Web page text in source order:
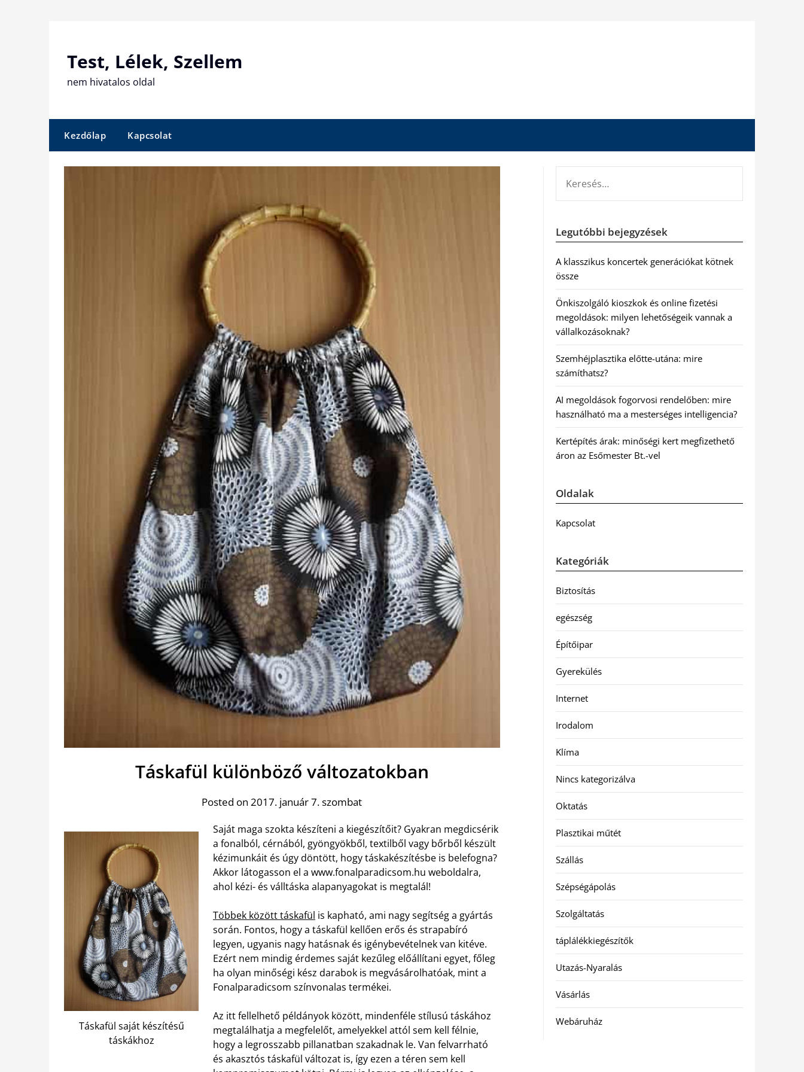
Test, Lélek, Szellem
nem hivatalos oldal
Kezdőlap Kapcsolat
Táskafül különböző változatokban
Posted on 2017. január 7. szombat
Táskafül saját készítésű
táskákhoz
Saját maga szokta készíteni a kiegészítőit? Gyakran megdicsérik
a fonalból, cérnából, gyöngyökből, textilből vagy bőrből készült
kézimunkáit és úgy döntött, hogy táskakészítésbe is belefogna?
Akkor látogasson el a www.fonalparadicsom.hu weboldalra,
ahol kézi- és válltáska alapanyagokat is megtalál!
Többek között táskafül is kapható, ami nagy segítség a gyártás
során. Fontos, hogy a táskafül kellően erős és strapabíró
legyen, ugyanis nagy hatásnak és igénybevételnek van kitéve.
Ezért nem mindig érdemes saját kezűleg előállítani egyet, főleg
ha olyan minőségi kész darabok is megvásárolhatóak, mint a
Fonalparadicsom színvonalas termékei.
Az itt fellelhető példányok között, mindenféle stílusú táskához
megtalálhatja a megfelelőt, amelyekkel attól sem kell félnie,
hogy a legrosszabb pillanatban szakadnak le. Van felvarrható
és akasztós táskafül változat is, így ezen a téren sem kell
Legutóbbi bejegyzések
A klasszikus koncertek generációkat kötnek
össze
Önkiszolgáló kioszkok és online fizetési
megoldások: milyen lehetőségeik vannak a
vállalkozásoknak?
Szemhéjplasztika előtte-utána: mire
számíthatsz?
AI megoldások fogorvosi rendelőben: mire
használható ma a mesterséges intelligencia?
Kertépítés árak: minőségi kert megfizethető
áron az Esőmester Bt.-vel
Oldalak
Kapcsolat
Kategóriák
Biztosítás
egészség
Építőipar
Gyerekülés
Internet
Irodalom
Klíma
Nincs kategorizálva
Oktatás
Plasztikai műtét
Szállás
Szépségápolás
Szolgáltatás
táplálékkiegészítők
Utazás-Nyaralás
Vásárlás
Webáruház